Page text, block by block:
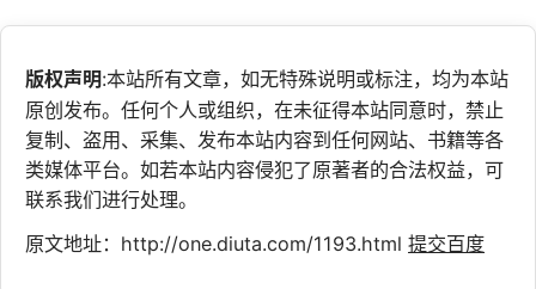
版权声明:本站所有文章，如无特殊说明或标注，均为本站
原创发布。任何个人或组织，在未征得本站同意时，禁止
复制、盗用、采集、发布本站内容到任何网站、书籍等各
类媒体平台。如若本站内容侵犯了原著者的合法权益，可
联系我们进行处理。
原文地址：http://one.diuta.com/1193.html 提交百度